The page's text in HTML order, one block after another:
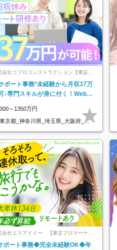
会社コプロコンストラクション【東証プ
ム上場コプロ・ホールディングス子会
ポート事務*未経験から月収37万
♪専門スキルが身に付く！Web面
300～1350万円
東京都_神奈川県_埼玉県_大阪府_愛
…
会社エスアイイー 【東京プロマーケッ
ポート事務◆完全未経験OK◆年